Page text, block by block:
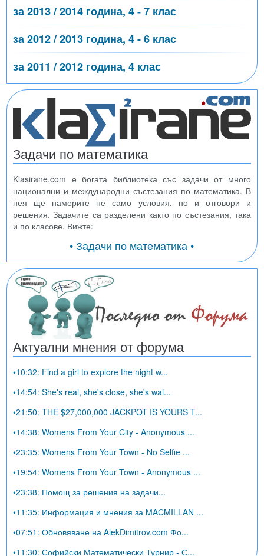
за 2013 / 2014 година, 4 - 7 клас
за 2012 / 2013 година, 4 - 6 клас
за 2011 / 2012 година, 4 клас
Задачи по математика
Klasirane.com е богата библиотека със задачи от много
национални и международни състезания по математика. В
нея ще намерите не само условия, но и отговори и
решения. Задачите са разделени както по състезания, така
и по класове. Вижте:
• Задачи по математика •
Актуални мнения от форума
•10:32: Find a girl to explore the night w...
•14:54: She's real, she's close, she's wai...
•21:50: THE $27,000,000 JACKPOT IS YOURS T...
•14:38: Womens From Your City - Anonymous ...
•23:35: Womens From Your Town - No Selfie ...
•19:54: Womens From Your Town - Anonymous ...
•23:38: Помощ за решения на задачи...
•11:35: Информация и мнения за MACMILLAN ...
•07:51: Обновяване на AlekDimitrov.com Фо...
•11:30: Софийски Математически Турнир - С...